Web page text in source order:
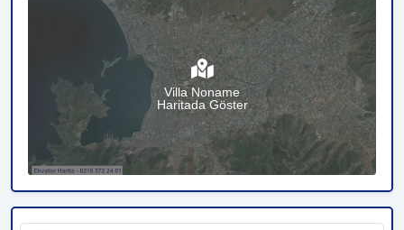
Villa Noname
Haritada Göster